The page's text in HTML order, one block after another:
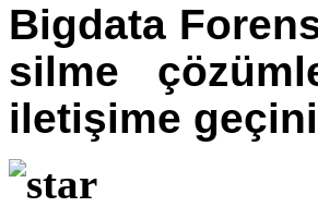
Bigdata
silme
iletişime